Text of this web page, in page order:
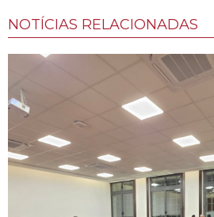
NOTÍCIAS RELACIONADAS